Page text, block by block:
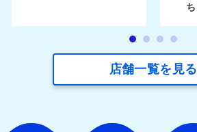
店舗一覧を見る